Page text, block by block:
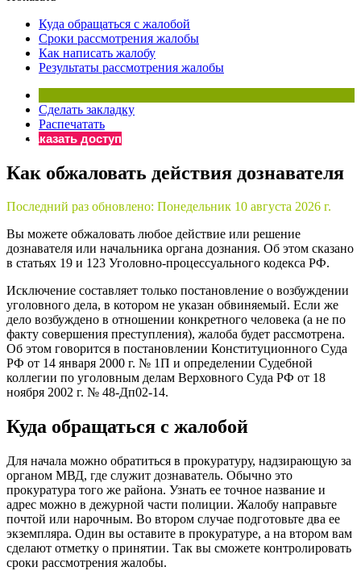
Бератор
«Практическая энциклопедия бухгалтера»
Материалы электронного журнала
«Нормативные акты для бухгалтера»
Материалы электронного журнала
«Практическая бухгалтерия»
Онлайн-сервисы «Учетная политика» и «Алгоритмы для
Просто заполните форму, и мы вышлем вам на почту
Куда обращаться с жалобой
Сроки рассмотрения жалобы
Как написать жалобу
Результаты рассмотрения жалобы
Сделать закладку
Распечатать
Заказать доступ
Как обжаловать действия дознавателя
Последний раз обновлено: Понедельник 10 августа 2026 г.
Вы можете обжаловать любое действие или решение
дознавателя или начальника органа дознания. Об этом сказано
в статьях 19 и 123 Уголовно-процессуального кодекса РФ.
Исключение составляет только постановление о возбуждении
уголовного дела, в котором не указан обвиняемый. Если же
дело возбуждено в отношении конкретного человека (а не по
факту совершения преступления), жалоба будет рассмотрена.
Об этом говорится в постановлении Конституционного Суда
РФ от 14 января 2000 г. № 1П и определении Судебной
коллегии по уголовным делам Верховного Суда РФ от 18
ноября 2002 г. № 48-Дп02-14.
Куда обращаться с жалобой
Для начала можно обратиться в прокуратуру, надзирающую за
органом МВД, где служит дознаватель. Обычно это
прокуратура того же района. Узнать ее точное название и
адрес можно в дежурной части полиции. Жалобу направьте
почтой или нарочным. Во втором случае подготовьте два ее
экземпляра. Один вы оставите в прокуратуре, а на втором вам
сделают отметку о принятии. Так вы сможете контролировать
сроки рассмотрения жалобы.